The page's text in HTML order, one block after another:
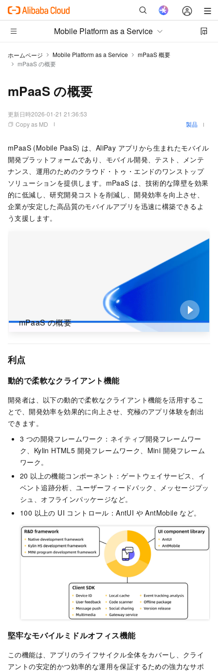
Mobile Platform as a Service
ホームページ Mobile Platform as a Service
mPaaS 概要
mPaaS の概要
mPaaS の概要
更新日時2026-01-21 21:36:53
Copy as MD
製品
mPaaS (Mobile PaaS) は、AliPay アプリから生まれたモバイル
開発プラットフォームであり、モバイル開発、テスト、メンテ
ナンス、運用のためのクラウド・トゥ・エンドのワンストップ
ソリューションを提供します。mPaaS は、技術的な障壁を効果
的に低減し、研究開発コストを削減し、開発効率を向上させ、
企業が安定した高品質のモバイルアプリを迅速に構築できるよ
う支援します。
mPaaS の概要
利点
動的で柔軟なクライアント機能
開発者は、以下の動的で柔軟なクライアント機能を活用するこ
とで、開発効率を効果的に向上させ、究極のアプリ体験を創出
できます。
3 つの開発フレームワーク：ネイティブ開発フレームワー
ク、Kylin HTML5 開発フレームワーク、Mini 開発フレーム
ワーク。
20 以上の機能コンポーネント：ゲートウェイサービス、イ
ベント追跡分析、ユーザーフィードバック、メッセージプッ
シュ、オフラインパッケージなど。
100 以上の UI コントロール：AntUI や AntMobile など。
堅牢なモバイルミドルオフィス機能
この機能は、アプリのライフサイクル全体をカバーし、クライ
アントの安定的かつ効率的な運用を保証するための強力なサポ